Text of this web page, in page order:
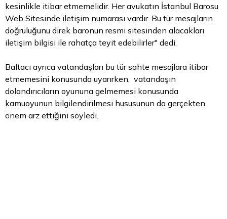
kesinlikle itibar etmemelidir. Her avukatın İstanbul Barosu
Web Sitesinde iletişim numarası vardır. Bu tür mesajların
doğruluğunu direk baronun resmi sitesinden alacakları
iletişim bilgisi ile rahatça teyit edebilirler" dedi.
Baltacı ayrıca vatandaşları bu tür sahte mesajlara itibar
etmemesini konusunda uyarırken, vatandaşın
dolandırıcıların oyununa gelmemesi konusunda
kamuoyunun bilgilendirilmesi hususunun da gerçekten
önem arz ettiğini söyledi.